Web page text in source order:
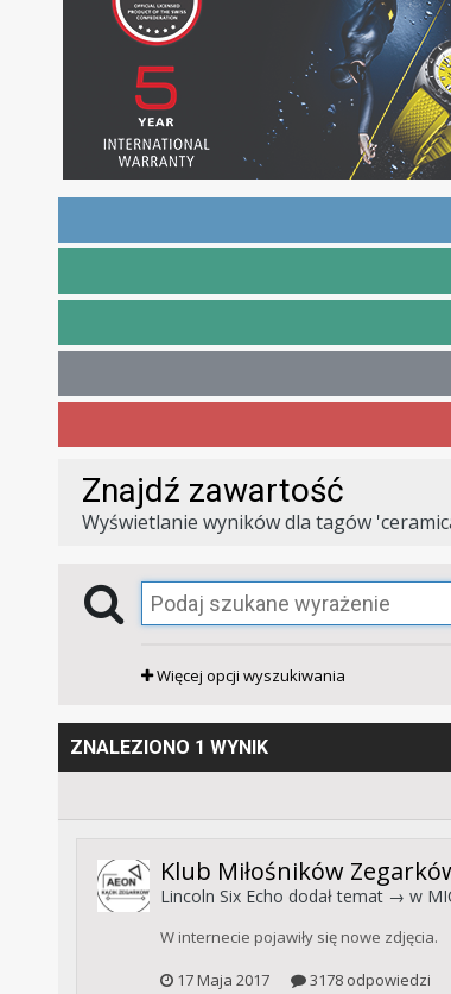
Znajdź zawartość
Wyświetlanie wyników dla tagów
Więcej opcji wyszukiwania
ZNALEZIONO 1 WYNIK
Klub Miłośników
Lincoln Six Echo dodał temat → w
W internecie pojawiły się nowe zdjęcia.
17 Maja 2017
3178 odpowiedzi